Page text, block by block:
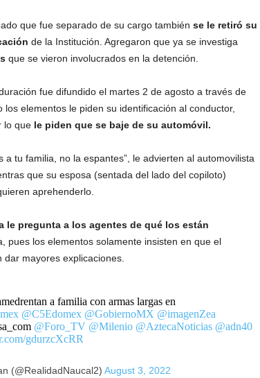
que fue separado de su cargo también se le retiró su
de la Institución. Agregaron que ya se investiga
que se vieron involucrados en la detención.
fue difundido el martes 2 de agosto a través de
elementos le piden su identificación al conductor,
lo quele piden que se baje de su automóvil.
a tu familia, no la espantes”, le advierten al automovilista
que su esposa (sentada del lado del copiloto)
aprehenderlo.
le pregunta a los agentes de qué los están
pues los elementos solamente insisten en que el
mayores explicaciones.
a familia con armas largas en
@C5Edomex @GobiernoMX @imagenZea
@Foro_TV @Milenio @AztecaNoticias @adn40
gdurzcXcRR
(@RealidadNaucal2) August 3, 2022